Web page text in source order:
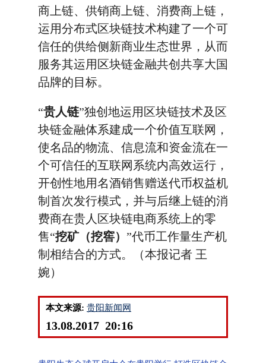
商上链、供销商上链、消费商上链，
运用分布式区块链技术构建了一个可
信任的供给侧新商业生态世界，从而
服务其运用区块链金融共创共享大国
品牌的目标。
“贵人链”独创地运用区块链技术及区
块链金融体系建成一个价值互联网，
使名品的物流、信息流和资金流在一
个可信任的互联网系统内高效运行，
开创性地用名酒销售赠送代币权益机
制首次发行模式，并与后继上链的消
费商在贵人区块链电商系统上的零
售“挖矿（挖窖） ”代币工作量生产机
制相结合的方式。（本报记者 王
婉）
本文来源: 贵阳新闻网
13.08.2017 20:16